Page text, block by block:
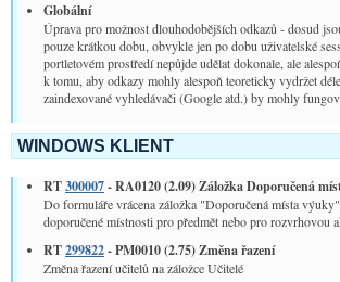
Globální­
Úprava pro možnost dlouhodobějších odkazů - dosud
pouze krátkou dobu, obvykle jen po dobu uživatelské
portletovém prostředí nepůjde udělat dokonale, ale
k tomu, aby odkazy mohly alespoň teoreticky vydržet
zaindexované vyhledávači (Google atd.) by mohly
WINDOWS KLIENT
RT300007- RA0120 (2.09) Záložka Doporučená
Do formuláře vrácena záložka "Doporučená místa
doporučené místnosti pro předmět nebo pro rozvrhovou
RT299822- PM0010 (2.75) Změna řazení
Změna řazení učitelů na záložce Učitelé